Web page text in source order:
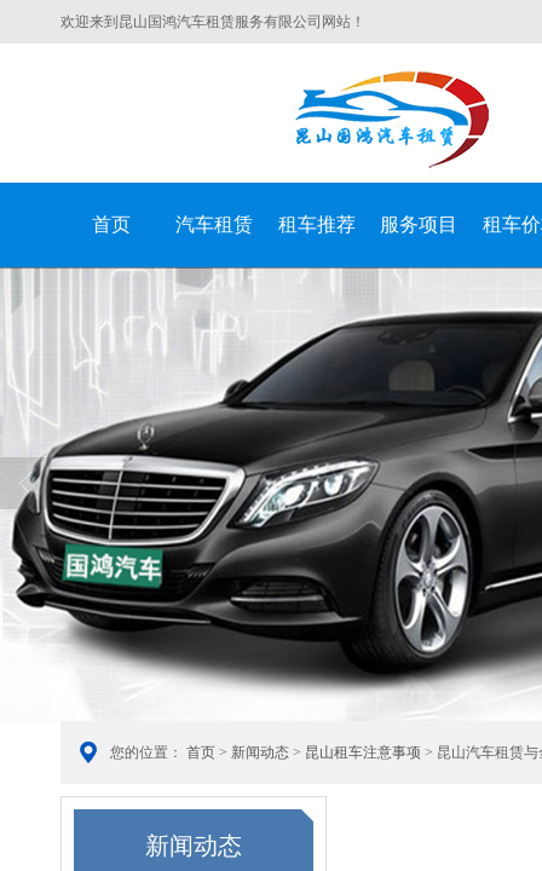
欢迎来到昆山国鸿汽车租赁服务有限公司网站！
昆山国鸿汽车租赁服务有限公司
首页 汽车租赁 租车推荐 服务项目 租车
您的位置： 首页 > 新闻动态 > 昆山租车注意事项 > 昆山汽车租赁
新闻动态